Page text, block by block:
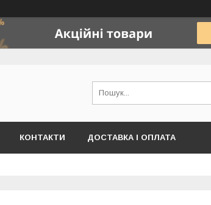
КОНТАКТИ ДОСТАВКА І ОПЛАТА